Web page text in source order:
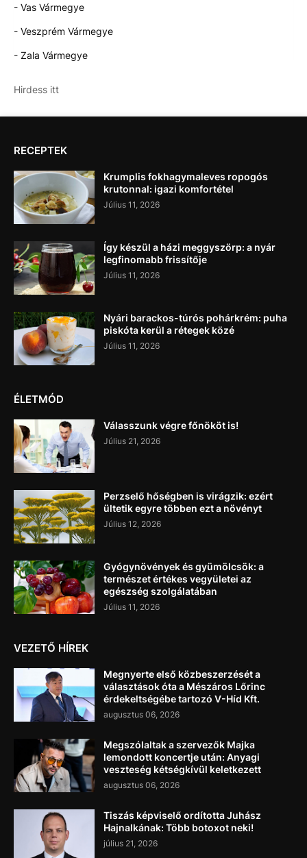
- Vas Vármegye
- Veszprém Vármegye
- Zala Vármegye
Hirdess itt
RECEPTEK
Krumplis fokhagymaleves ropogós
krutonnal: igazi komfortétel
Július 11, 2026
Így készül a házi meggyszörp: a nyár
legfinomabb frissítője
Július 11, 2026
Nyári barackos-túrós pohárkrém: puha
piskóta kerül a rétegek közé
Július 11, 2026
ÉLETMÓD
Válasszunk végre főnököt is!
Július 21, 2026
Perzselő hőségben is virágzik: ezért
ültetik egyre többen ezt a növényt
Július 12, 2026
Gyógynövények és gyümölcsök: a
természet értékes vegyületei az
egészség szolgálatában
Július 11, 2026
VEZETŐ HÍREK
Megnyerte első közbeszerzését a
választások óta a Mészáros Lőrinc
érdekeltségébe tartozó V-Híd Kft.
augusztus 06, 2026
Megszólaltak a szervezők Majka
lemondott koncertje után: Anyagi
veszteség kétségkívül keletkezett
augusztus 06, 2026
Tiszás képviselő ordította Juhász
Hajnalkának: Több botoxot neki!
július 21, 2026